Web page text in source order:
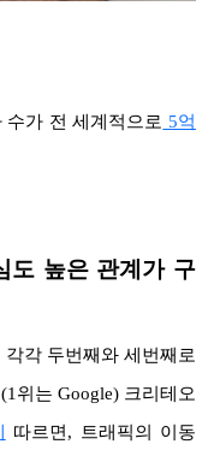
수가 전 세계적으로 5억
도 높은 관계가 구
각각 두번째와 세번째로
위는 Google) 크리테오
따르면, 트래픽의 이동